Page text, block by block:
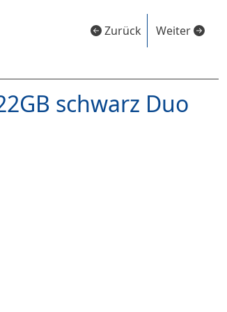
Zurück Weiter
schwarz Duo